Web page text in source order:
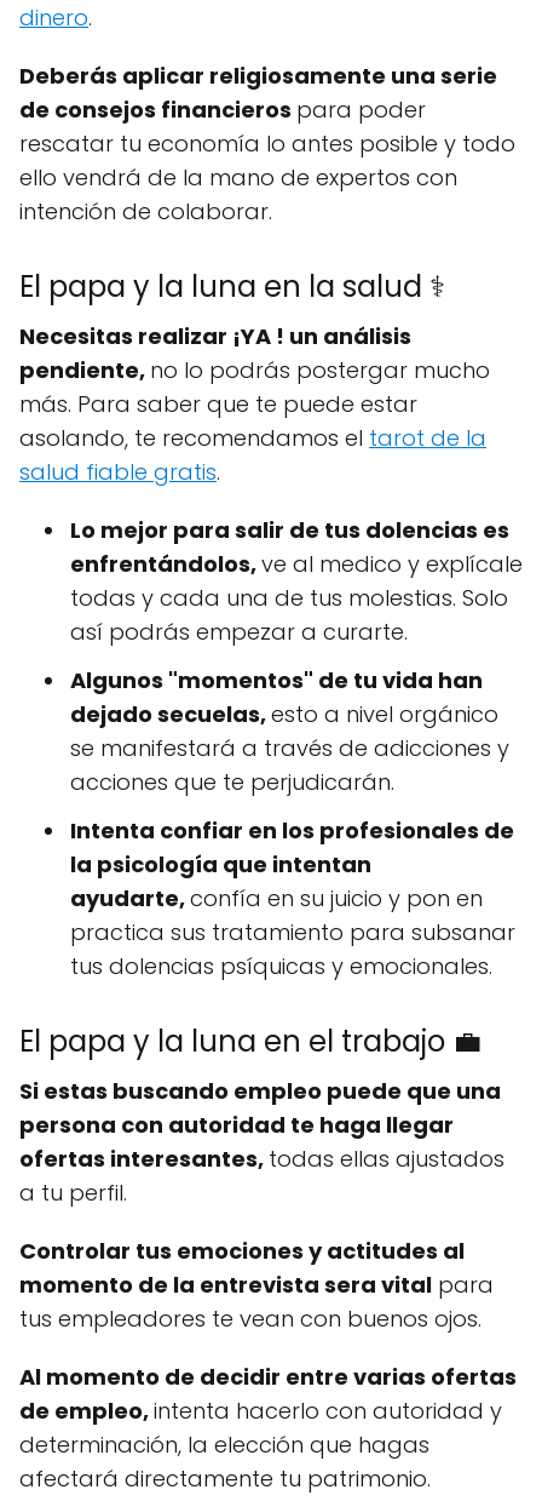
dinero.
Deberás aplicar religiosamente una serie
de consejos financieros para poder
rescatar tu economía lo antes posible y todo
ello vendrá de la mano de expertos con
intención de colaborar.
El papa y la luna en la salud ⚕️
Necesitas realizar ¡YA ! un análisis
pendiente, no lo podrás postergar mucho
más. Para saber que te puede estar
asolando, te recomendamos el tarot de la
salud fiable gratis.
Lo mejor para salir de tus dolencias es
enfrentándolos,ve al medico y explícale
todas y cada una de tus molestias. Solo
así podrás empezar a curarte.
Algunos "momentos" de tu vida han
dejado secuelas,esto a nivel orgánico
se manifestará a través de adicciones y
acciones que te perjudicarán.
Intenta confiar en los profesionales de
la psicología que intentan
ayudarte,confía en su juicio y pon en
practica sus tratamiento para subsanar
tus dolencias psíquicas y emocionales.
El papa y la luna en el trabajo 💼
Si estas buscando empleo puede que una
persona con autoridad te haga llegar
ofertas interesantes, todas ellas ajustados
a tu perfil.
Controlar tus emociones y actitudes al
momento de la entrevista sera vital para
tus empleadores te vean con buenos ojos.
Al momento de decidir entre varias ofertas
de empleo,intenta hacerlo con autoridad y
determinación, la elección que hagas
afectará directamente tu patrimonio.